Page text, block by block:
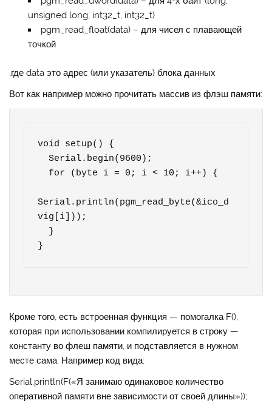
unsigned long, int32_t, int32_t)
pgm_read_float(data) – для чисел с плавающей
точкой
,где data это адрес (или указатель) блока данных
Вот как например можно прочитать массив из флэш памяти:
void setup() {
  Serial.begin(9600);
Serial.println(pgm_read_byte(&ico_d
vig[i]));
}
Кроме того, есть встроенная функция — помогалка F(),
которая при использовании компилируется в строку —
константу во флеш памяти, и подставляется в нужном
месте сама. Например код вида:
Serial.println(F(«Я занимаю одинаковое количество
оперативной памяти вне зависимости от своей длины»));